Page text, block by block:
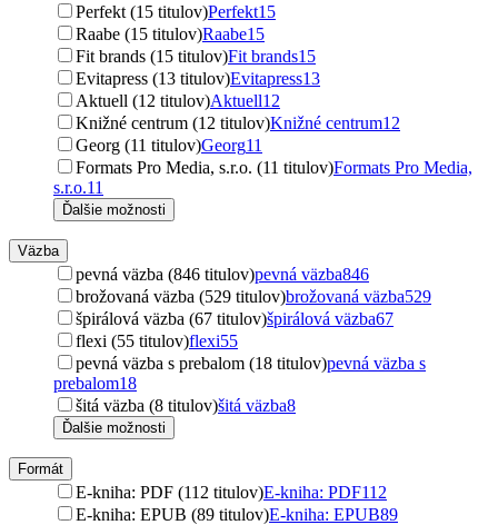
Perfekt (15 titulov)Perfekt15
Raabe (15 titulov)Raabe15
Fit brands (15 titulov)Fit brands15
Evitapress (13 titulov)Evitapress13
Aktuell (12 titulov)Aktuell12
Knižné centrum (12 titulov)Knižné centrum12
Georg (11 titulov)Georg11
Formats Pro Media, s.r.o. (11 titulov)Formats Pro Media,
s.r.o.11
Ďalšie možnosti
Väzba
pevná väzba (846 titulov)pevná väzba846
brožovaná väzba (529 titulov)brožovaná väzba529
špirálová väzba (67 titulov)špirálová väzba67
flexi (55 titulov)flexi55
pevná väzba s prebalom (18 titulov)pevná väzba s
prebalom18
šitá väzba (8 titulov)šitá väzba8
Ďalšie možnosti
Formát
E-kniha: PDF (112 titulov)E-kniha: PDF112
E-kniha: EPUB (89 titulov)E-kniha: EPUB89